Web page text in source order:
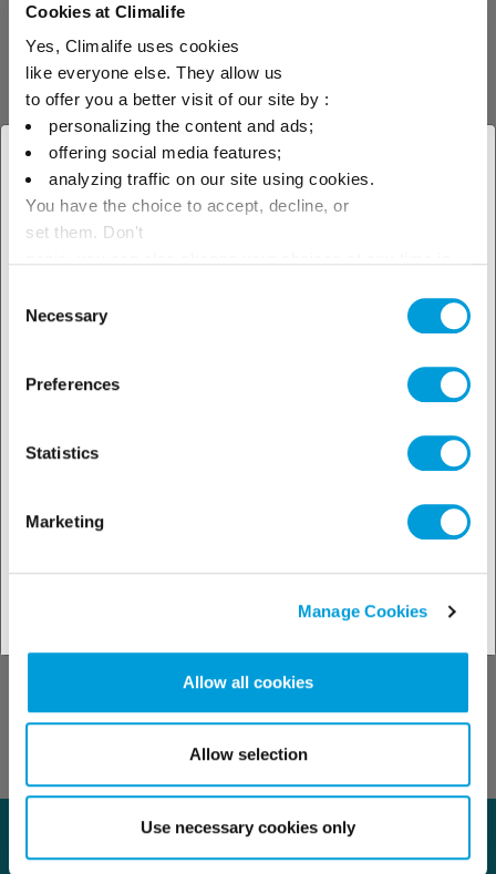
Cookies at Climalife
Yes, Climalife uses cookies
like everyone else. They allow us
to offer you a better visit of our site by :
personalizing the content and ads;
offering social media features;
analyzing traffic on our site using cookies.
You have the choice to accept, decline, or
set them. Don't
Selection
Necessary
Preferences
Statistics
Marketing
Manage Cookies
Allow all cookies
Allow selection
Use necessary cookies only
× Închideți
Selectați locația dvs.
Descoperiți
suportul tehnic
Contactați-ne